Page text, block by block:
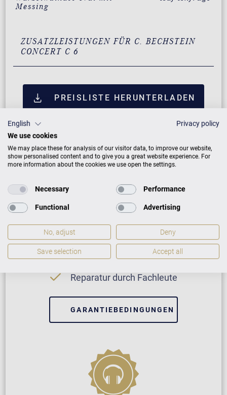
Messing
ZUSATZLEISTUNGEN FÜR C. BECHSTEIN
CONCERT C 6
PREISLISTE HERUNTERLADEN
Neuinstrument
5 Jahre Herstellergarantie
Reparatur durch Fachleute
GARANTIEBEDINGUNGEN
English
Privacy policy
We use cookies
We may place these for analysis of our visitor data, to improve our website,
show personalised content and to give you a great website experience. For
more information about the cookies we use open the settings.
Necessary Performance
Functional Advertising
No, adjust Deny
Save selection Accept all